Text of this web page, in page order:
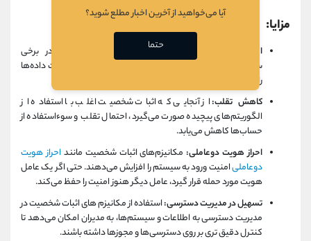
مزایا:
امنیت اطلاعات:
مکانیزم‌های اثبات شخصیت به ویژه در برخی
سیستم‌های امنیتی و بلاک چین‌ها، اطمینان از امنیت و تمامیت داده‌ها
را افزایش می‌دهند.
کاهش تقلب:از آنجایی که اثبات شخصیت اغلب با استفاده از
الگوریتم‌های پیچیده صورت می‌گیرد، احتمال تقلب و سوءاستفاده از
حساب‌ها کاهش می‌یابد.
احراز هویت دوعاملی: مکانیزم‌های اثبات شخصیت ماننداحراز هویت
دوعاملیامنیت ورود به سیستم را افزایش می‌دهند. حتی اگر یک عامل
هویت مورد حمله قرار گیرد، عامل دیگر هنوز امنیت را حفظ می‌کند.
تسهیل در مدیریت دسترسی:استفاده از مکانیزم‌ های اثبات شخصیت در
مدیریت دسترسی به اطلاعات و سیستم‌ها، به مدیران امکان می‌دهد تا
کنترل دقیق تری بر روی دسترسی‌ها و مجوزها داشته باشند.
آیا می‌خواهید از آخرین اخبار مطلع شوید؟
حتما